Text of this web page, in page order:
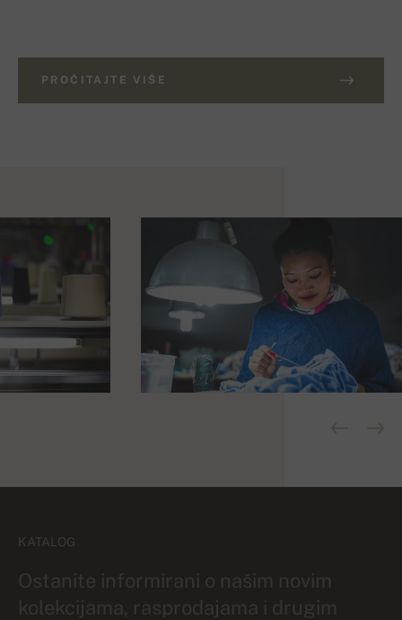
PROČITAJTE VIŠE
KATALOG
Ostanite informirani o našim novim
kolekcijama, rasprodajama i drugim